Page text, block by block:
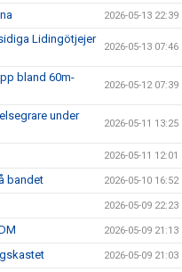
2026-05-13 22:39
Lidingötjejer
2026-05-13 07:46
bland 60m-
2026-05-12 07:39
under
2026-05-11 13:25
2026-05-11 12:01
bandet 2026-05-10 16:52
2026-05-09 22:23
2026-05-09 21:13
2026-05-09 21:03